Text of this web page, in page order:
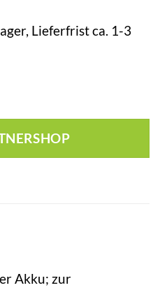
Lieferfrist ca. 1-3
Akku; zur